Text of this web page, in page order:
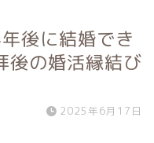
後に結婚でき
の婚活縁結び
2025年6月17日